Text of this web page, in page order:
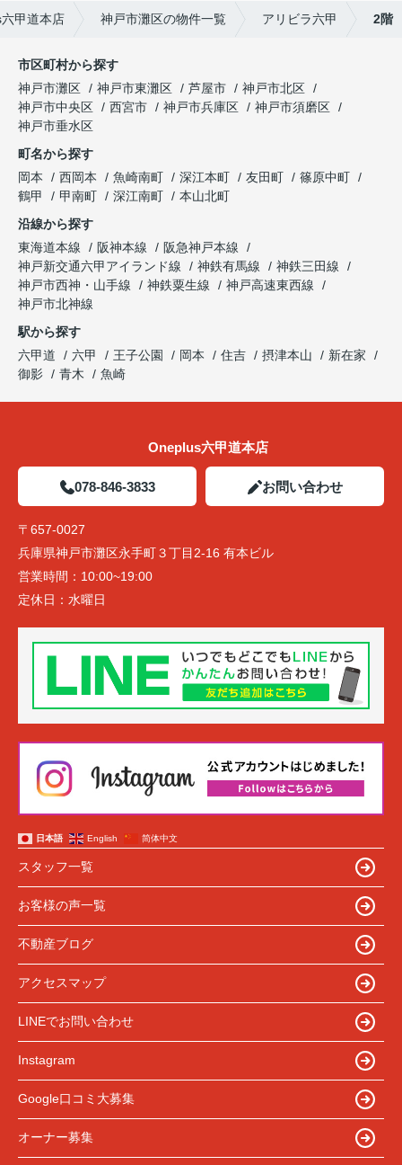
甲道本店 神戸市灘区の物件一覧 アリビラ六甲 2階
市区町村から探す
神戸市灘区
神戸市東灘区 芦屋市
神戸市北区
神戸市中央区
西宮市 神戸市兵庫区
神戸市須磨区
神戸市垂水区
町名から探す
岡本
西岡本 魚崎南町 深江本町 友田町
篠原中町
鶴甲
甲南町 深江南町
本山北町
沿線から探す
東海道本線
阪神本線
阪急神戸本線
神戸新交通六甲アイランド線
神鉄有馬線
神鉄三田線
神戸市西神・山手線
神鉄粟生線
神戸高速東西線
神戸市北神線
駅から探す
六甲道
六甲 王子公園 岡本 住吉 摂津本山
新在家
御影
青木 魚崎
Oneplus六甲道本店
078-846-3833 お問い合わせ
〒657-0027
兵庫県神戸市灘区永手町３丁目2-16 有本ビル
営業時間： 10:00~19:00
定休日： 水曜日
日本語 English 简体中文
スタッフ一覧
お客様の声一覧
不動産ブログ
アクセスマップ
LINEでお問い合わせ
Instagram
Google口コミ大募集
オーナー募集